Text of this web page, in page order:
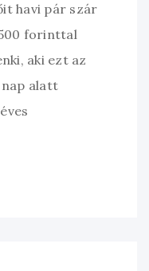
havi pár szár
forinttal
aki ezt az
alatt